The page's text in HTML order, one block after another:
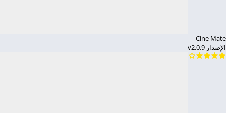
Cine Mate
الإصدار v2.0.9